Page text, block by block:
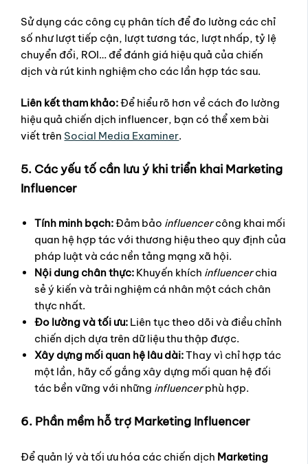
Sử dụng các công cụ phân tích để đo lường các chỉ
số như lượt tiếp cận, lượt tương tác, lượt nhấp, tỷ lệ
chuyển đổi, ROI… để đánh giá hiệu quả của chiến
dịch và rút kinh nghiệm cho các lần hợp tác sau.
Liên kết tham khảo:Để hiểu rõ hơn về cách đo lường
hiệu quả chiến dịch influencer, bạn có thể xem bài
viết trên Social Media Examiner.
5. Các yếu tố cần lưu ý khi triển khai Marketing
Influencer
Tính minh bạch:Đảm bảo influencercông khai mối
quan hệ hợp tác với thương hiệu theo quy định của
pháp luật và các nền tảng mạng xã hội.
Nội dung chân thực: Khuyến khích influencerchia
sẻ ý kiến và trải nghiệm cá nhân một cách chân
thực nhất.
Đo lường và tối ưu: Liên tục theo dõi và điều chỉnh
chiến dịch dựa trên dữ liệu thu thập được.
Xây dựng mối quan hệ lâu dài:Thay vì chỉ hợp tác
một lần, hãy cố gắng xây dựng mối quan hệ đối
tác bền vững với những influencerphù hợp.
6. Phần mềm hỗ trợ Marketing Influencer
Để quản lý và tối ưu hóa các chiến dịch Marketing